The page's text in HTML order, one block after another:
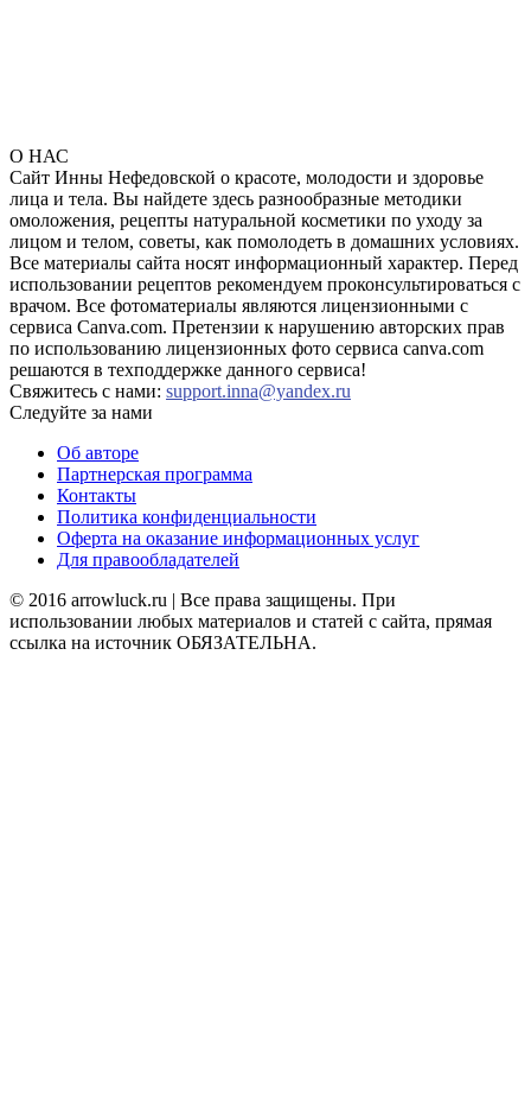
О НАС
Сайт Инны Нефедовской о красоте, молодости и здоровье
лица и тела. Вы найдете здесь разнообразные методики
омоложения, рецепты натуральной косметики по уходу за
лицом и телом, советы, как помолодеть в домашних условиях.
Все материалы сайта носят информационный характер. Перед
использовании рецептов рекомендуем проконсультироваться с
врачом. Все фотоматериалы являются лицензионными с
сервиса Canva.com. Претензии к нарушению авторских прав
по использованию лицензионных фото сервиса canva.com
решаются в техподдержке данного сервиса!
Свяжитесь с нами: support.inna@yandex.ru
Следуйте за нами
Об авторе
Партнерская программа
Контакты
Политика конфиденциальности
Оферта на оказание информационных услуг
Для правообладателей
© 2016 arrowluck.ru | Все права защищены. При
использовании любых материалов и статей с сайта, прямая
ссылка на источник ОБЯЗАТЕЛЬНА.